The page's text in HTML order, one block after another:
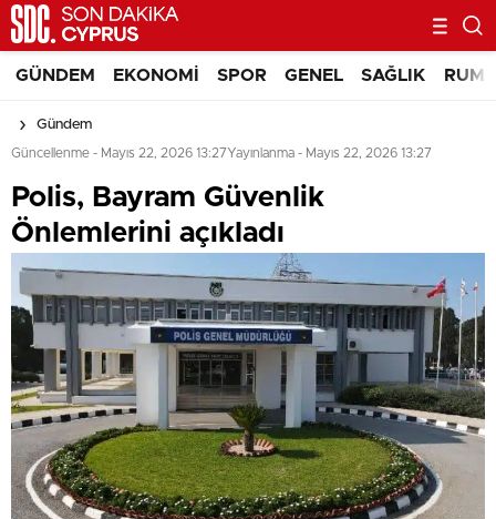
GÜNDEM EKONOMI SPOR GENEL SAĞLIK RUM
Gündem
Güncellenme - Mayıs 22, 2026 13:27Yayınlanma - Mayıs 22, 2026 13:27
Polis, Bayram Güvenlik
Önlemlerini açıkladı